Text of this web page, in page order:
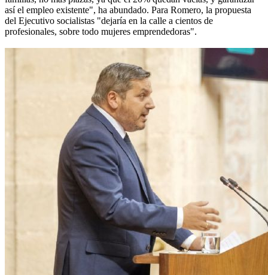
así el empleo existente", ha abundado. Para Romero, la propuesta
del Ejecutivo socialistas "dejaría en la calle a cientos de
profesionales, sobre todo mujeres emprendedoras".